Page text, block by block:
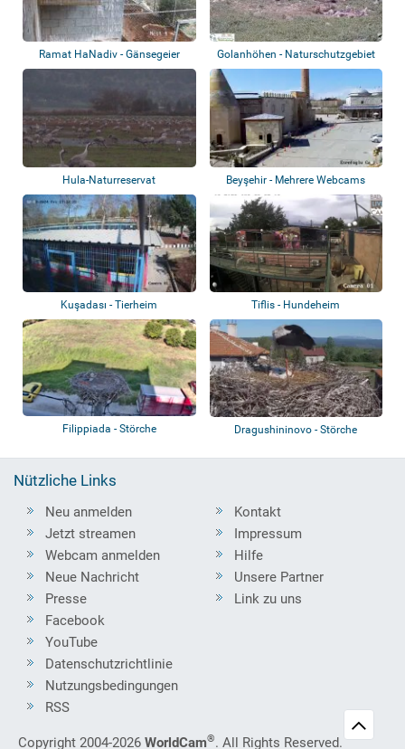
Ramat HaNadiv - Gänsegeier
Golanhöhen - Naturschutzgebiet
Gamla - G...
Hula-Naturreservat Beyşehir - Mehrere Webcams
Kuşadası - Tierheim Tiflis - Hundeheim
Filippiada - Störche Dragushininovo - Störche
Nützliche Links
Neu anmelden
Jetzt streamen
Webcam anmelden
Neue Nachricht
Presse
Kontakt
Impressum
Hilfe
Unsere Partner
Link zu uns
Facebook
YouTube
Datenschutzrichtlinie
Nutzungsbedingungen
RSS
Copyright 2004-2026 WorldCam®. All Rights Reserved.